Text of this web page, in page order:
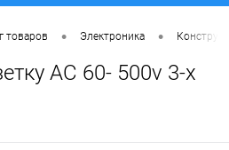
товаров • Электроника •
AC 60- 500v 3-х